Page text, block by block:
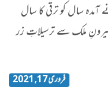
سال کو ترقی کا سال
ملک سے ترسیلاتِ زر
فروری 17, 2021